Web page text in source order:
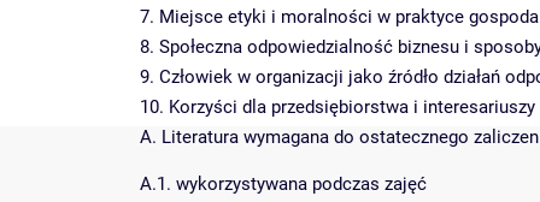
7. Miejsce etyki i moralności w praktyce
8. Społeczna odpowiedzialność biznesu i
9. Człowiek w organizacji jako źródło działań
10. Korzyści dla przedsiębiorstwa i
A. Literatura wymagana do ostatecznego
A.1. wykorzystywana podczas zajęć